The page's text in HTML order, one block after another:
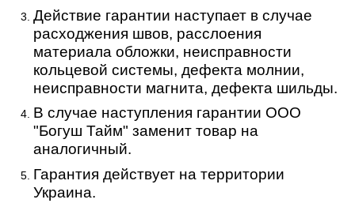
Действие гарантии наступает в случае
расходжения швов, расслоения
материала обложки, неисправности
кольцевой системы, дефекта молнии,
неисправности магнита, дефекта шильды.
В случае наступления гарантии ООО
"Богуш Тайм" заменит товар на
аналогичный.
Гарантия действует на территории
Украина.